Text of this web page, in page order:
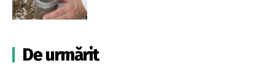
De urmărit